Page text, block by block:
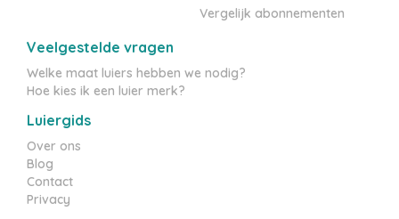
Vergelijk abonnementen
Veelgestelde vragen
Welke maat luiers hebben we nodig?
Hoe kies ik een luier merk?
Luiergids
Over ons
Blog
Contact
Privacy